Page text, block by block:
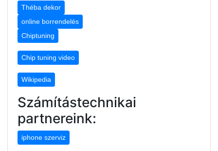
Théba dekor
online borrendelés
Chiptuning
Chip tuning video
Wikipedia
Számítástechnikai
partnereink:
iphone szerviz